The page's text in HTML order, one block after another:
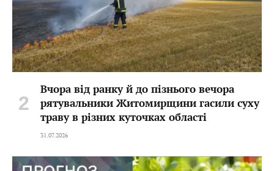
Вчора від ранку й до пізнього вечора
рятувальники Житомирщини гасили суху
траву в різних куточках області
31.07.2026